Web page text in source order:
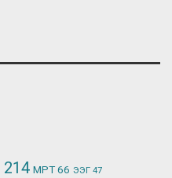
214 МРТ66 ЭЭГ 47